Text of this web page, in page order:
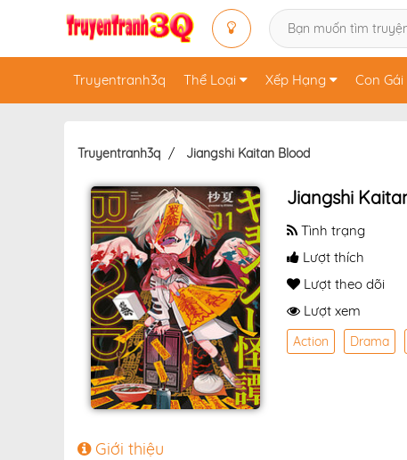
Truyentranh3q Thể Loại Xếp Hạng Con Gái
Truyentranh3q Jiangshi Kaitan Blood
Jiangshi
Tình trạng
Lượt thích
Lượt theo dõi
Lượt xem
Action Drama
Giới thiệu